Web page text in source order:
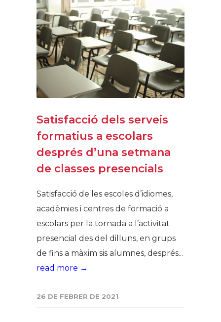
Satisfacció dels serveis
formatius a escolars
després d’una setmana
de classes presencials
Satisfacció de les escoles d’idiomes,
acadèmies i centres de formació a
escolars per la tornada a l’activitat
presencial des del dilluns, en grups
de fins a màxim sis alumnes, després...
read more →
26 DE FEBRER DE 2021